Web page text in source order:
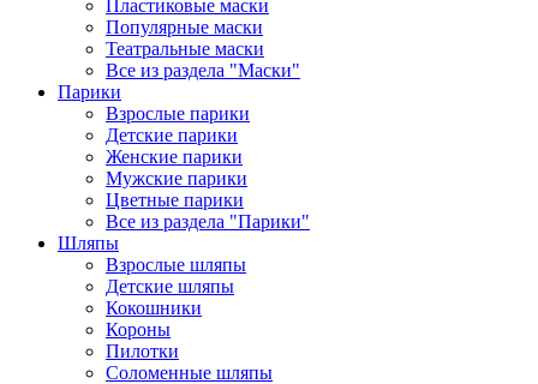
Пластиковые маски
Популярные маски
Театральные маски
Все из раздела "Маски"
Парики
Взрослые парики
Детские парики
Женские парики
Мужские парики
Цветные парики
Все из раздела "Парики"
Шляпы
Взрослые шляпы
Детские шляпы
Кокошники
Короны
Пилотки
Соломенные шляпы